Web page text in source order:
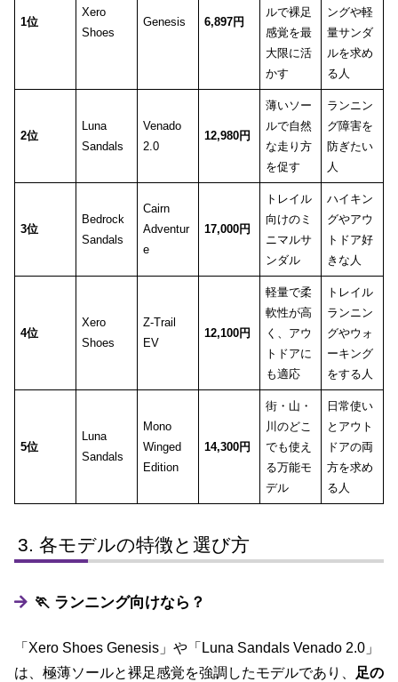
1位
Xero
Shoes
Genesis 6,897円
ルで裸足
感覚を最
大限に活
かす
ングや軽
量サンダ
ルを求め
る人
2位
Luna
Sandals
Venado
2.0
12,980円
薄いソー
ルで自然
な走り方
を促す
ランニン
グ障害を
防ぎたい
人
3位
Bedrock
Sandals
Cairn
Adventur
e
17,000円
トレイル
向けのミ
ニマルサ
ンダル
ハイキン
グやアウ
トドア好
きな人
4位
Xero
Shoes
Z-Trail
EV
12,100円
軽量で柔
軟性が高
く、アウ
トドアに
も適応
トレイル
ランニン
グやウォ
ーキング
をする人
5位
Luna
Sandals
Mono
Winged
Edition
14,300円
街・山・
川のどこ
でも使え
る万能モ
デル
日常使い
とアウト
ドアの両
方を求め
る人
各モデルの特徴と選び方
🏃 ランニング向けなら？
「Xero Shoes Genesis」や「Luna Sandals Venado 2.0」
は、極薄ソールと裸足感覚を強調したモデルであり、
足の